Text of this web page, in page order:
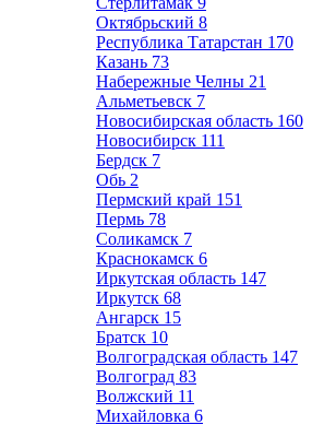
Октябрьский 8
Республика Татарстан 170
Казань 73
Набережные Челны 21
Альметьевск 7
Новосибирская область 160
Новосибирск 111
Бердск 7
Обь 2
Пермский край 151
Пермь 78
Соликамск 7
Краснокамск 6
Иркутская область 147
Иркутск 68
Ангарск 15
Братск 10
Волгоградская область 147
Волгоград 83
Волжский 11
Михайловка 6